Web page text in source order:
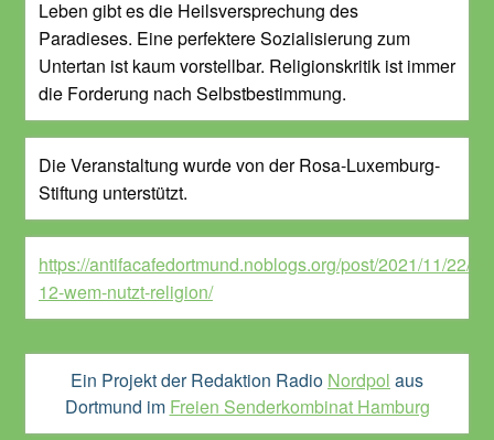
Leben gibt es die Heilsversprechung des
Paradieses. Eine perfektere Sozialisierung zum
Untertan ist kaum vorstellbar. Religionskritik ist immer
die Forderung nach Selbstbestimmung.
Die Veranstaltung wurde von der Rosa-Luxemburg-
Stiftung unterstützt.
https://antifacafedortmund.noblogs.org/post/2021/11/22/
12-wem-nutzt-religion/
Ein Projekt der Redaktion Radio Nordpol aus
Dortmund im Freien Senderkombinat Hamburg